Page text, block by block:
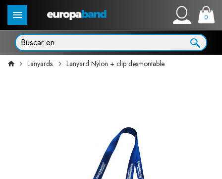
0
Lanyards Lanyard Nylon + clip desmontable